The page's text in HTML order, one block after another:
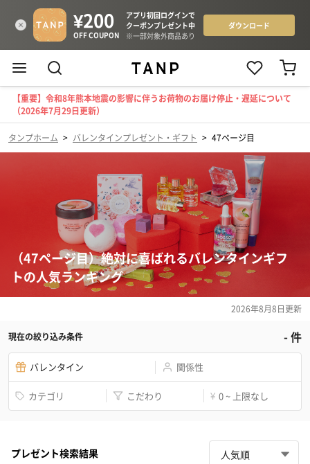
【重要】令和8年熊本地震の影響に伴うお荷物のお届け停止・遅延について
（2026年7月29日更新）
タンプホーム > バレンタインプレゼント・ギフト > 47ページ目
（47ページ目）絶対に喜ばれるバレンタインギフ
トの人気ランキング
2026年8月8日更新
現在の絞り込み条件 -件
バレンタイン 関係性
カテゴリ こだわり ¥ 0 ~ 上限なし
プレゼント検索結果